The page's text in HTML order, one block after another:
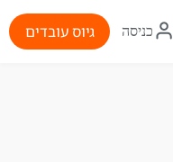
איקון
התחברות
כניסה גיוס עובדים